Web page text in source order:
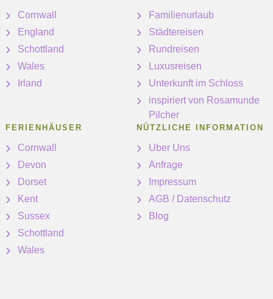
Cornwall
England
Schottland
Wales
Irland
Familienurlaub
Städtereisen
Rundreisen
Luxusreisen
Unterkunft im Schloss
inspiriert von Rosamunde
Pilcher
FERIENHÄUSER
Cornwall
Devon
Dorset
Kent
Sussex
Schottland
Wales
NÜTZLICHE INFORMATION
Uber Uns
Anfrage
Impressum
AGB / Datenschutz
Blog